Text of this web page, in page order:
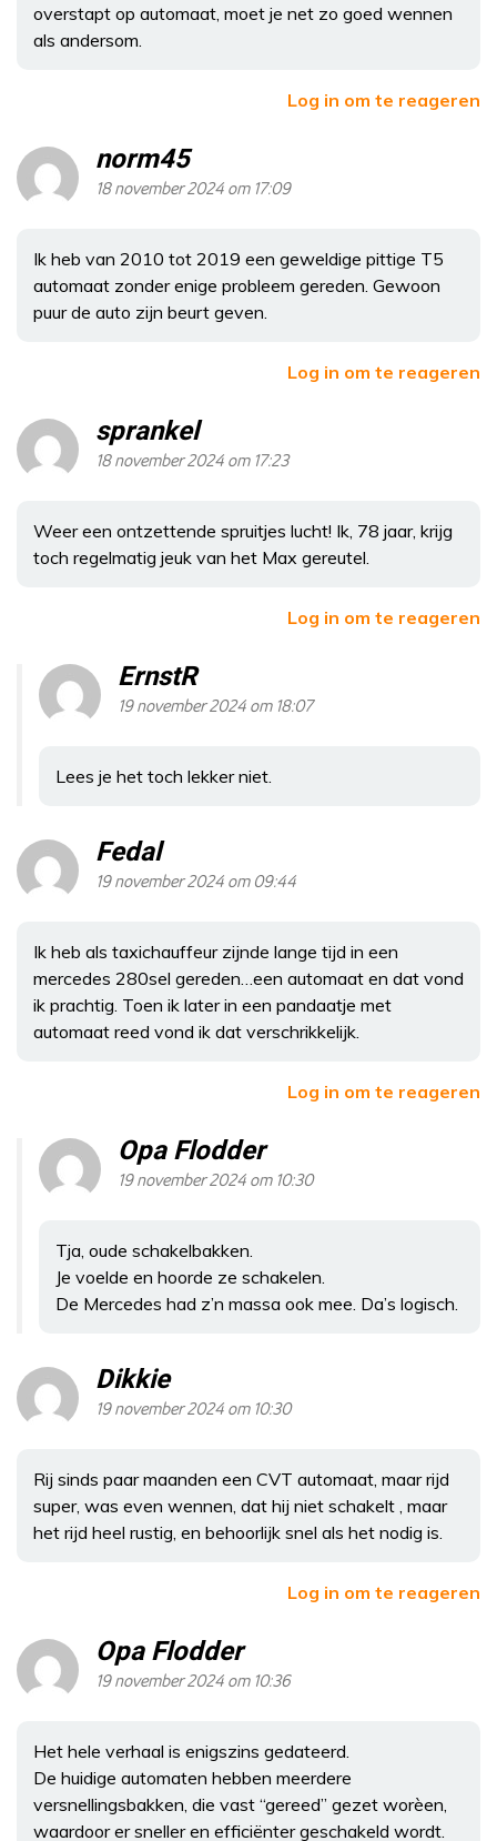
overstapt op automaat, moet je net zo goed wennen
als andersom.
Log in om te reageren
norm45
18 november 2024 om 17:09
Ik heb van 2010 tot 2019 een geweldige pittige T5
automaat zonder enige probleem gereden. Gewoon
puur de auto zijn beurt geven.
Log in om te reageren
sprankel
18 november 2024 om 17:23
Weer een ontzettende spruitjes lucht! Ik, 78 jaar, krijg
toch regelmatig jeuk van het Max gereutel.
Log in om te reageren
ErnstR
19 november 2024 om 18:07
Lees je het toch lekker niet.
Fedal
19 november 2024 om 09:44
Ik heb als taxichauffeur zijnde lange tijd in een
mercedes 280sel gereden…een automaat en dat vond
ik prachtig. Toen ik later in een pandaatje met
automaat reed vond ik dat verschrikkelijk.
Log in om te reageren
Opa Flodder
19 november 2024 om 10:30
Tja, oude schakelbakken.
Je voelde en hoorde ze schakelen.
De Mercedes had z’n massa ook mee. Da’s logisch.
Dikkie
19 november 2024 om 10:30
Rij sinds paar maanden een CVT automaat, maar rijd
super, was even wennen, dat hij niet schakelt , maar
het rijd heel rustig, en behoorlijk snel als het nodig is.
Log in om te reageren
Opa Flodder
19 november 2024 om 10:36
Het hele verhaal is enigszins gedateerd.
De huidige automaten hebben meerdere
versnellingsbakken, die vast “gereed” gezet worèen,
waardoor er sneller en efficiënter geschakeld wordt.